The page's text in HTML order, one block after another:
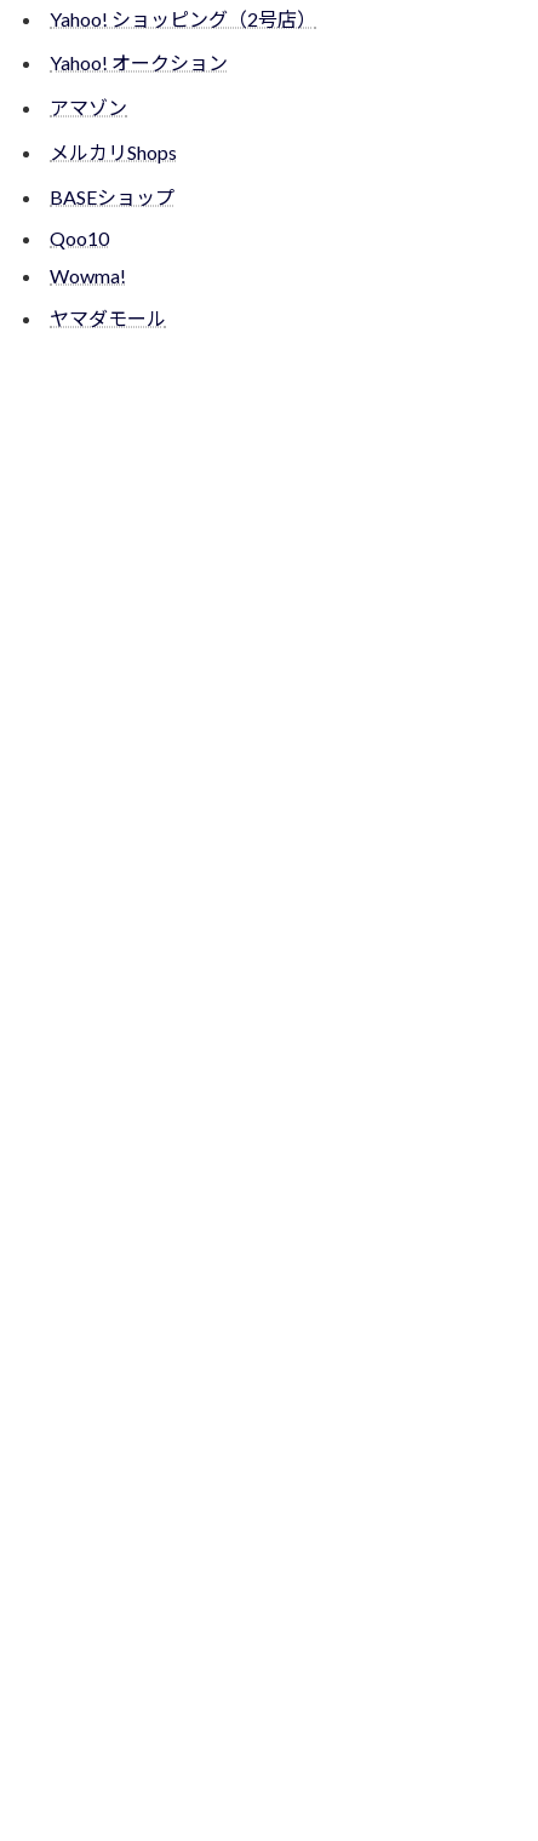
Yahoo! ショッピング（2号店）
Yahoo! オークション
アマゾン
メルカリShops
BASEショップ
Qoo10
Wowma!
ヤマダモール